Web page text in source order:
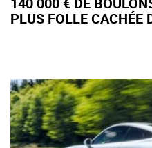
PLUS FOLLE CACHÉE